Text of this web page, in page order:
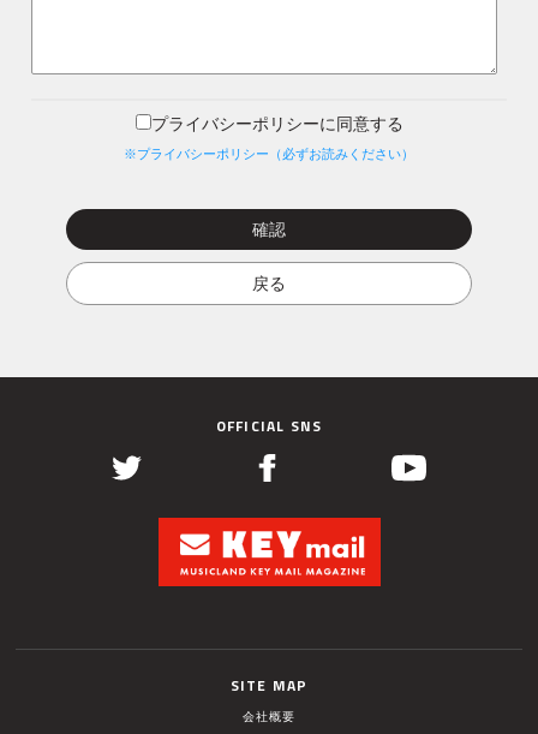
プライバシーポリシーに同意する
※プライバシーポリシー（必ずお読みください）
OFFICIAL SNS
SITE MAP
会社概要